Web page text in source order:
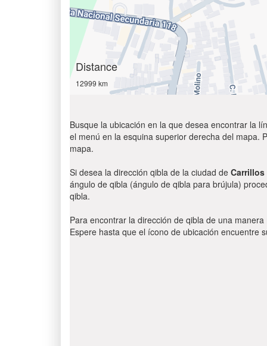
Distance
12999 km
Busque la ubicación en la que desea encontrar la
el menú en la esquina superior derecha del mapa.
mapa.
Si desea la dirección qibla de la ciudad de Carrillos
ángulo de qibla (ángulo de qibla para brújula)
qibla.
Para encontrar la dirección de qibla de una
Espere hasta que el ícono de ubicación encuentre